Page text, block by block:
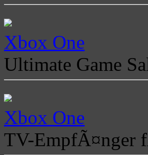
Xbox One
Ultimate Game
Xbox One
TV-EmpfÃ¤nger